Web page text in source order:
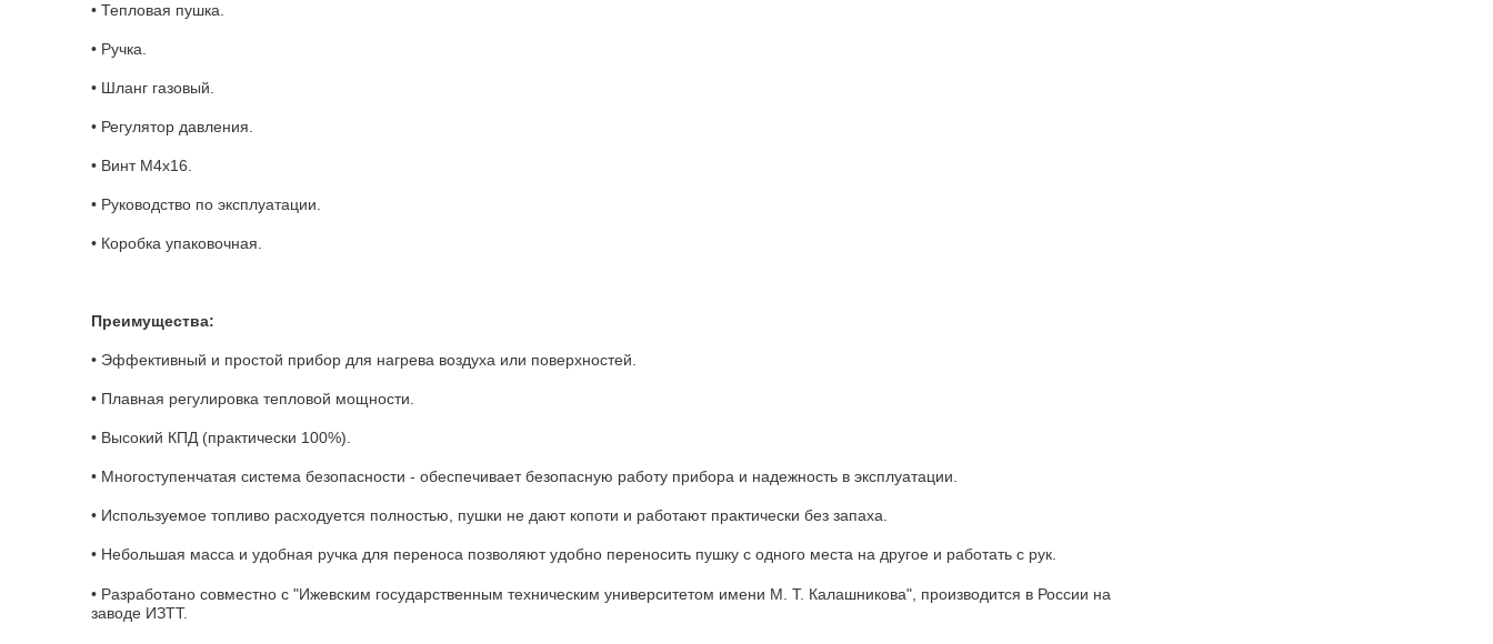
• Тепловая пушка.
• Ручка.
• Шланг газовый.
• Регулятор давления.
• Винт М4х16.
• Руководство по эксплуатации.
• Коробка упаковочная.
Преимущества:
• Эффективный и простой прибор для нагрева воздуха или поверхностей.
• Плавная регулировка тепловой мощности.
• Высокий КПД (практически 100%).
• Многоступенчатая система безопасности - обеспечивает безопасную работу прибора и надежность в эксплуатации.
• Используемое топливо расходуется полностью, пушки не дают копоти и работают практически без запаха.
• Небольшая масса и удобная ручка для переноса позволяют удобно переносить пушку с одного места на другое и работать с рук.
• Разработано совместно с "Ижевским государственным техническим университетом имени М. Т. Калашникова", производится в России на
заводе ИЗТТ.